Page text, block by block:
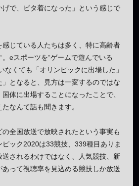
で、ビタ着になった」という感じで
じている人たちは多く、特に高齢者
eスポーツを“ゲームで遊んでいる
なくても「オリンピックに出場した」
」となると、見方は一変するのではな
体に出場することになったことで、
なんて話も聞きます。
全国放送で放映されたという事実も
ック2020は33競技、339種目ありま
されるわけではなく、人気競技、新
って視聴率を見込める競技しか放送